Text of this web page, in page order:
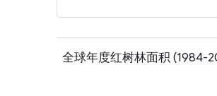
全球年度红树林面积 (1984-